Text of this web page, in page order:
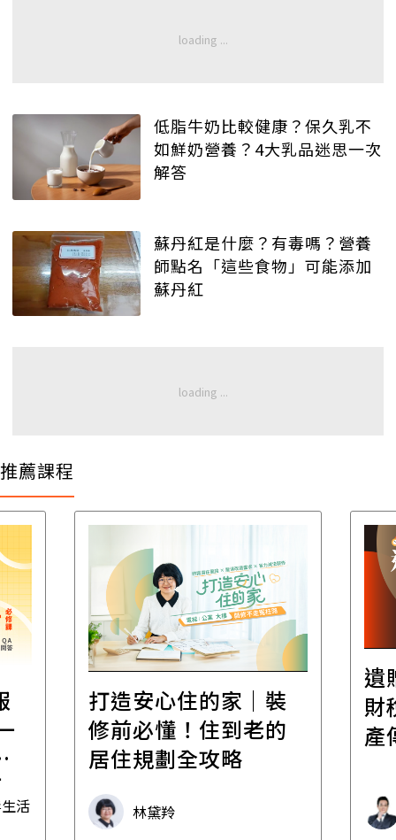
低脂牛奶比較健康？保久乳不
如鮮奶營養？4大乳品迷思一次
解答
蘇丹紅是什麼？有毒嗎？營養
師點名「這些食物」可能添加
蘇丹紅
推薦課程
活
打造安心住的家｜裝
修前必懂！住到老的
居住規劃全攻略
林黛羚
遺
財
產